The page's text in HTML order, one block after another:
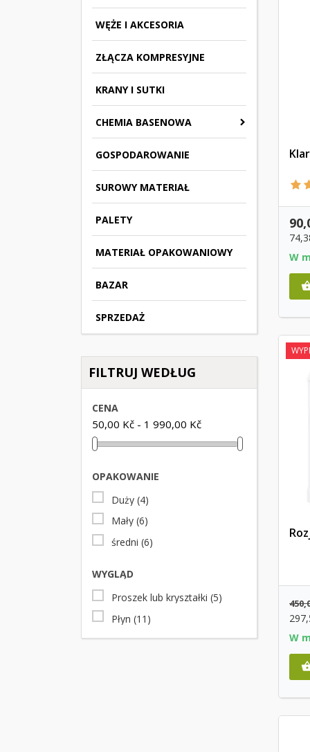
WĘŻE I AKCESORIA
ZŁĄCZA KOMPRESYJNE
KRANY I SUTKI
CHEMIA BASENOWA
GOSPODAROWANIE
SUROWY MATERIAŁ
PALETY
MATERIAŁ OPAKOWANIOWY
BAZAR
SPRZEDAŻ
FILTRUJ WEDŁUG
CENA
50,00 Kč - 1 990,00 Kč
OPAKOWANIE
Duży (4)
Mały (6)
średni (6)
WYGLĄD
Proszek lub kryształki (5)
Płyn (11)
W
W